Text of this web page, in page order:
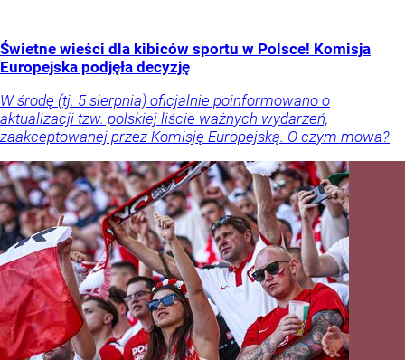
Świetne wieści dla kibiców sportu w Polsce! Komisja
Europejska podjęła decyzję
W środę (tj. 5 sierpnia) oficjalnie poinformowano o
aktualizacji tzw. polskiej liście ważnych wydarzeń,
zaakceptowanej przez Komisję Europejską. O czym mowa?